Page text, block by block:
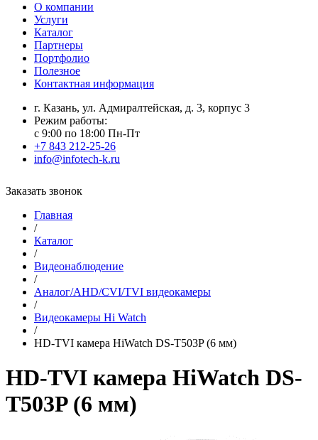
О компании
Услуги
Каталог
Партнеры
Портфолио
Полезное
Контактная информация
г. Казань, ул. Адмиралтейская, д. 3, корпус 3
Режим работы:
с 9:00 по 18:00 Пн-Пт
+7 843 212-25-26
info@infotech-k.ru
Заказать звонок
Главная
/
Каталог
/
Видеонаблюдение
/
Аналог/AHD/CVI/TVI видеокамеры
/
Видеокамеры Hi Watch
/
HD-TVI камера HiWatch DS-T503P (6 мм)
HD-TVI камера HiWatch DS-
T503P (6 мм)